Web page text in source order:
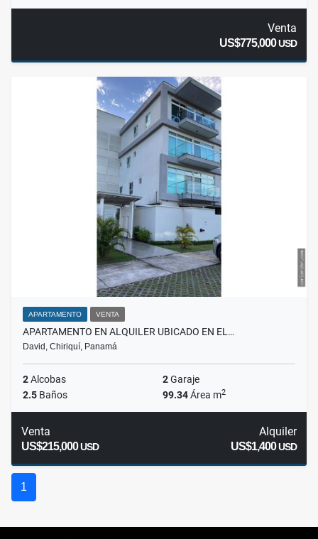
Venta
US$775,000USD
APARTAMENTO VENTA
APARTAMENTO EN ALQUILER UBICADO EN EL…
David, Chiriquí, Panamá
2Alcobas 2Garaje
2.5 Baños 99.34Área m2
Venta
US$215,000USD
Alquiler
US$1,400USD
1